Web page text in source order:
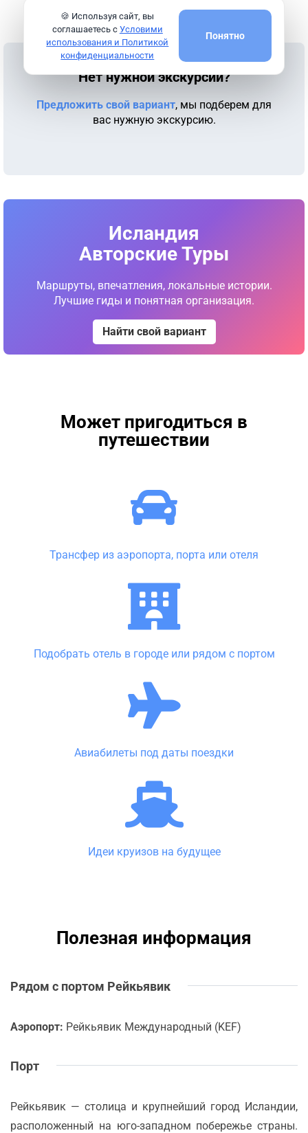
Нет нужной экскурсии?
Предложить свой вариант, мы подберем для
вас нужную экскурсию.
Исландия
Авторские Туры
Маршруты, впечатления, локальные истории.
Лучшие гиды и понятная организация.
Найти свой вариант
Может пригодиться в
путешествии
Трансфер из аэропорта, порта или отеля
Подобрать отель в городе или рядом с портом
Авиабилеты под даты поездки
Идеи круизов на будущее
Полезная информация
Рядом с портом Рейкьявик
Аэропорт: Рейкьявик Международный (KEF)
Порт
Рейкьявик — столица и крупнейший город Исландии,
расположенный на юго-западном побережье страны.
🍪 Используя сайт, вы
соглашаетесь с Условими
использования и Политикой
конфиденциальности
Понятно